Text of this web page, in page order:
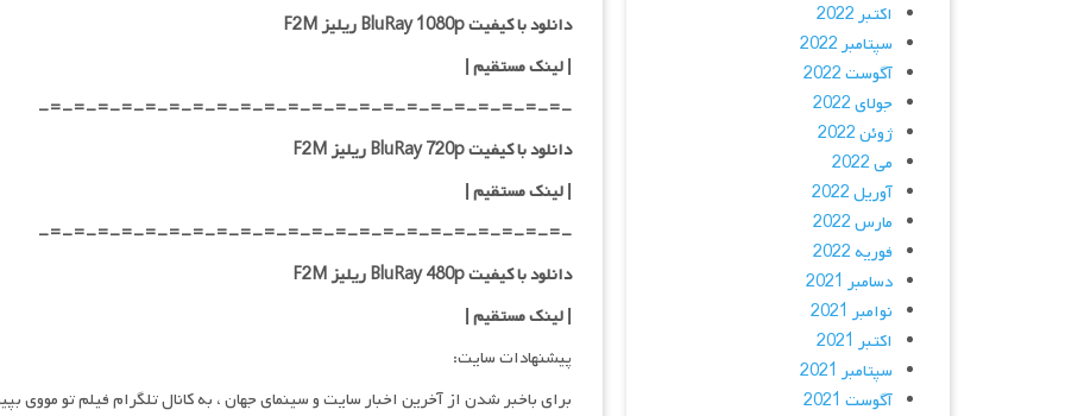
دانلود با کیفیت BluRay 1080p ریلیز F2M
|لینک مستقیم|
-=-=-=-=-=-=-=-=-=-=-=-=-=-=-=-=-=-=-=-=-=-=-
دانلود با کیفیت BluRay 720p ریلیز F2M
| لینک مستقیم|
-=-=-=-=-=-=-=-=-=-=-=-=-=-=-=-=-=-=-=-=-=-=-
دانلود با کیفیت BluRay 480p ریلیز F2M
| لینک مستقیم|
پیشنهادات سایت:
برای باخبر شدن از آخرین اخبار سایت و سینمای جهان ، به کانال تلگرام فیلم تو مووی
اکتبر 2022
سپتامبر 2022
آگوست 2022
جولای 2022
ژوئن 2022
می 2022
آوریل 2022
مارس 2022
فوریه 2022
دسامبر 2021
نوامبر 2021
اکتبر 2021
سپتامبر 2021
آگوست 2021